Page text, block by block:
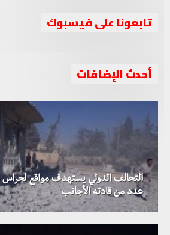
تابعونا على فيسبوك
أحدث الإضافات
التحالف الدولي يستهدف مواقع
عدد من قادته الأجانب